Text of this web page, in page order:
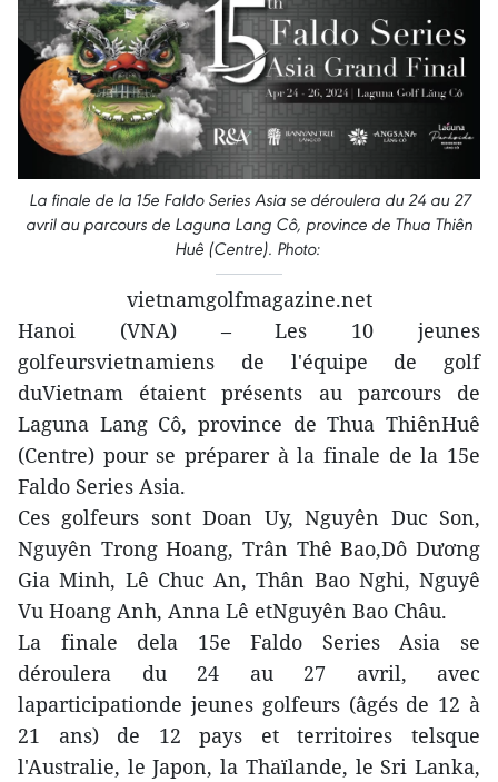
La finale de la 15e Faldo Series Asia se déroulera du 24 au 27
avril au parcours de Laguna Lang Cô, province de Thua Thiên
Huê (Centre). Photo:
vietnamgolfmagazine.net
Hanoi (VNA) – Les 10 jeunes
golfeursvietnamiens de l'équipe de golf
duVietnam étaient présents au parcours de
Laguna Lang Cô, province de Thua ThiênHuê
(Centre) pour se préparer à la finale de la 15e
Faldo Series Asia.
Ces golfeurs sont Doan Uy, Nguyên Duc Son,
Nguyên Trong Hoang, Trân Thê Bao,Dô Dương
Gia Minh, Lê Chuc An, Thân Bao Nghi, Nguyê
Vu Hoang Anh, Anna Lê etNguyên Bao Châu.
La finale dela 15e Faldo Series Asia se
déroulera du 24 au 27 avril, avec
laparticipationde jeunes golfeurs (âgés de 12 à
21 ans) de 12 pays et territoires telsque
l'Australie, le Japon, la Thaïlande, le Sri Lanka,